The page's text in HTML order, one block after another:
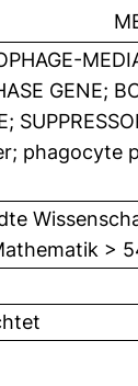
GENE;
>